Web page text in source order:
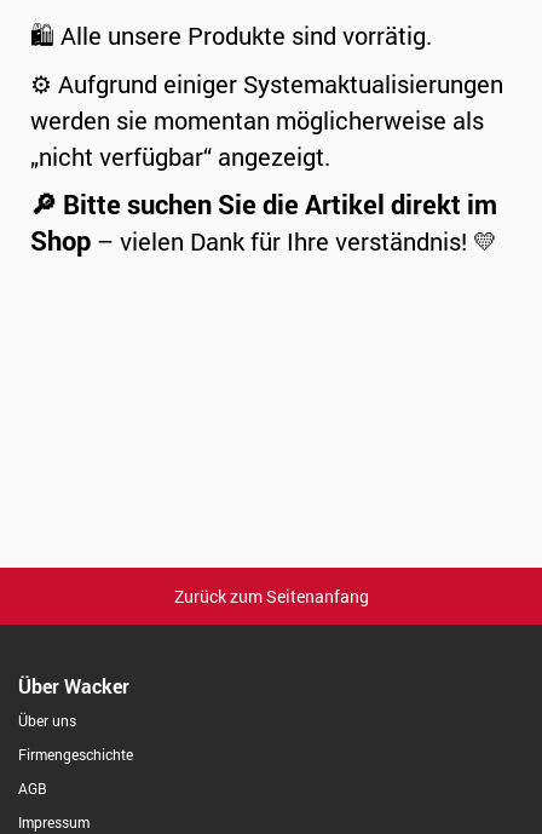
🛍️ Alle unsere Produkte sind vorrätig.
⚙️ Aufgrund einiger Systemaktualisierungen
werden sie momentan möglicherweise als
„nicht verfügbar“ angezeigt.
🔎 Bitte suchen Sie die Artikel direkt im
Shop – vielen Dank für Ihre verständnis! 💛
Zurück zum Seitenanfang
Über Wacker
Über uns
Firmengeschichte
AGB
Impressum